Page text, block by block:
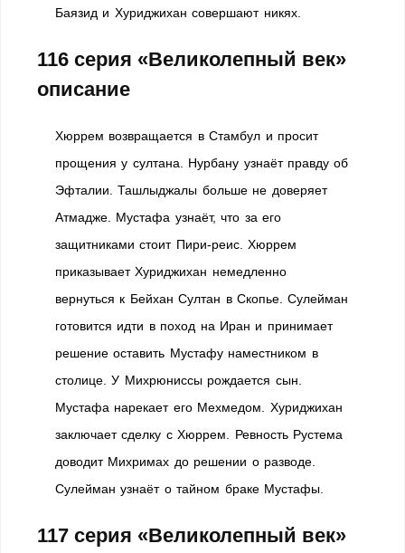
Баязид и Хуриджихан совершают никях.
116 серия «Великолепный век»
описание
Хюррем возвращается в Стамбул и просит
прощения у султана. Нурбану узнаёт правду об
Эфталии. Ташлыджалы больше не доверяет
Атмадже. Мустафа узнаёт, что за его
защитниками стоит Пири-реис. Хюррем
приказывает Хуриджихан немедленно
вернуться к Бейхан Султан в Скопье. Сулейман
готовится идти в поход на Иран и принимает
решение оставить Мустафу наместником в
столице. У Михрюниссы рождается сын.
Мустафа нарекает его Мехмедом. Хуриджихан
заключает сделку с Хюррем. Ревность Рустема
доводит Михримах до решении о разводе.
Сулейман узнаёт о тайном браке Мустафы.
117 серия «Великолепный век»